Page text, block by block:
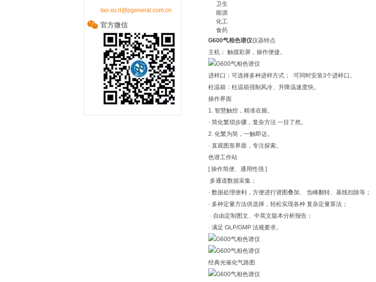
tao.xu.rl@pgeneral.com.cn
官方微信
卫生
能源
化工
食药
G600气相色谱仪仪器特点
主机： 触摸彩屏，操作便捷。
进样口：可选择多种进样方式； ·可同时安装3个进样口。
柱温箱：柱温箱强制风冷、升降温速度快。
操作界面
1. 智慧触控，精准在握。
· 简化繁琐步骤，复杂方法 一目了然。
2. 化繁为简，一触即达。
· 直观图形界面，专注探索。
色谱工作站
[ 操作简便、通用性强 ]
多通道数据采集；
· 数据处理便利，方便进行谱图叠加、 负峰翻转、基线扣除等；
· 多种定量方法供选择，轻松实现各种 复杂定量算法；
· 自由定制图文、中英文版本分析报告；
· 满足 GLP/GMP 法规要求。
经典光催化气路图